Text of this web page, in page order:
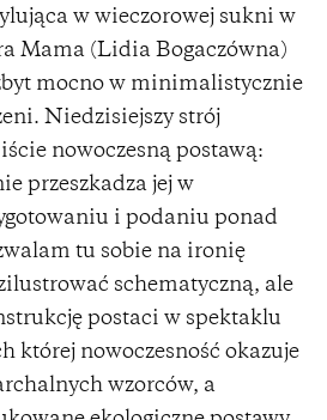
w wieczorowej sukni w
Mama (Lidia Bogaczówna)
mocno w minimalistycznie
Niedzisiejszy strój
nowoczesną postawą:
przeszkadza jej w
i podaniu ponad
tu sobie na ironię
schematyczną, ale
postaci w spektaklu
której nowoczesność okazuje
wzorców, a